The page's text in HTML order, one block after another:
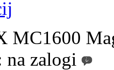
MC1600
na zalogi